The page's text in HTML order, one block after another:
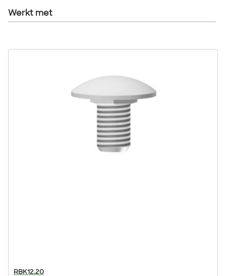
Werkt met
RBK12.20